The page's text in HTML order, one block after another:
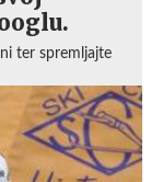
ter spremljajte